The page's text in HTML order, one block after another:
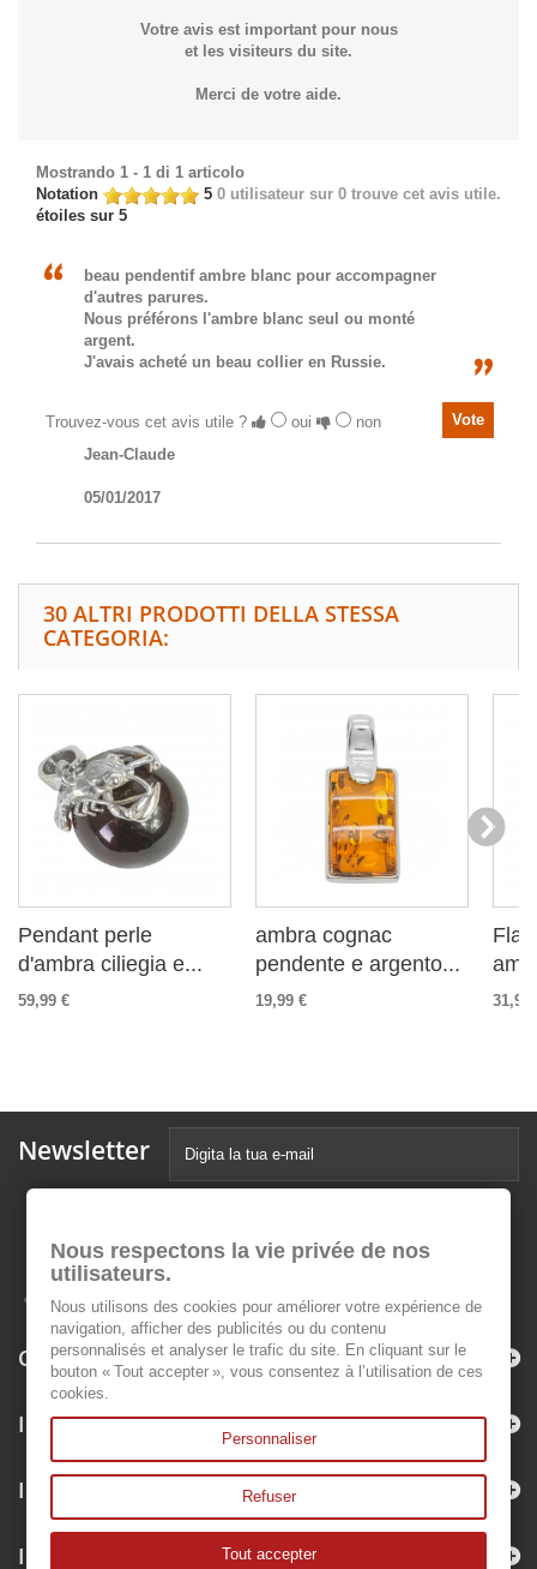
Votre avis est important pour nous
et les visiteurs du site.
Merci de votre aide.
Mostrando 1 - 1 di 1 articolo
0 utilisateur sur 0 trouve cet avis utile.
Notation
5
étoiles sur 5
beau pendentif ambre blanc pour accompagner
d'autres parures.
Nous préférons l'ambre blanc seul ou monté
argent.
J'avais acheté un beau collier en Russie.
Trouvez-vous cet avis utile ? oui
non
Jean-Claude
05/01/2017
30 ALTRI PRODOTTI DELLA STESSA
CATEGORIA:
Pendant perle
d'ambra ciliegia e...
59,99 €
ambra cognac
pendente e argento...
19,99 € 31,99
Newsletter
Categorie
Informazioni
Il mio account
Informazioni negozio
Nous respectons la vie privée de nos
utilisateurs.
Nous utilisons des cookies pour améliorer votre expérience de
navigation, afficher des publicités ou du contenu
personnalisés et analyser le trafic du site. En cliquant sur le
bouton « Tout accepter », vous consentez à l’utilisation de ces
cookies.
Personnaliser
Refuser
Tout accepter